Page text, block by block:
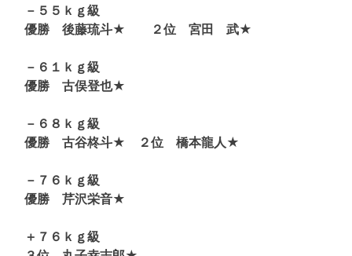
－５５ｋｇ級
優勝 後藤琉斗★ ２位 宮田 武★
－６１ｋｇ級
優勝 古俣登也★
－６８ｋｇ級
優勝 古谷柊斗★ ２位 橋本龍人★
－７６ｋｇ級
優勝 芹沢栄音★
＋７６ｋｇ級